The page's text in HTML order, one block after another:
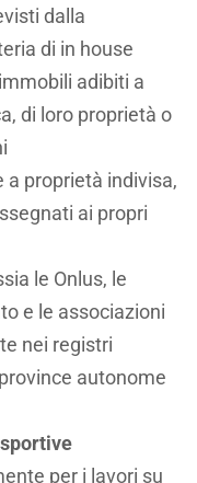
dalla
di in house
adibiti a
di loro proprietà o
a proprietà indivisa,
ai propri
le Onlus, le
e le associazioni
nei registri
autonome
per i lavori su